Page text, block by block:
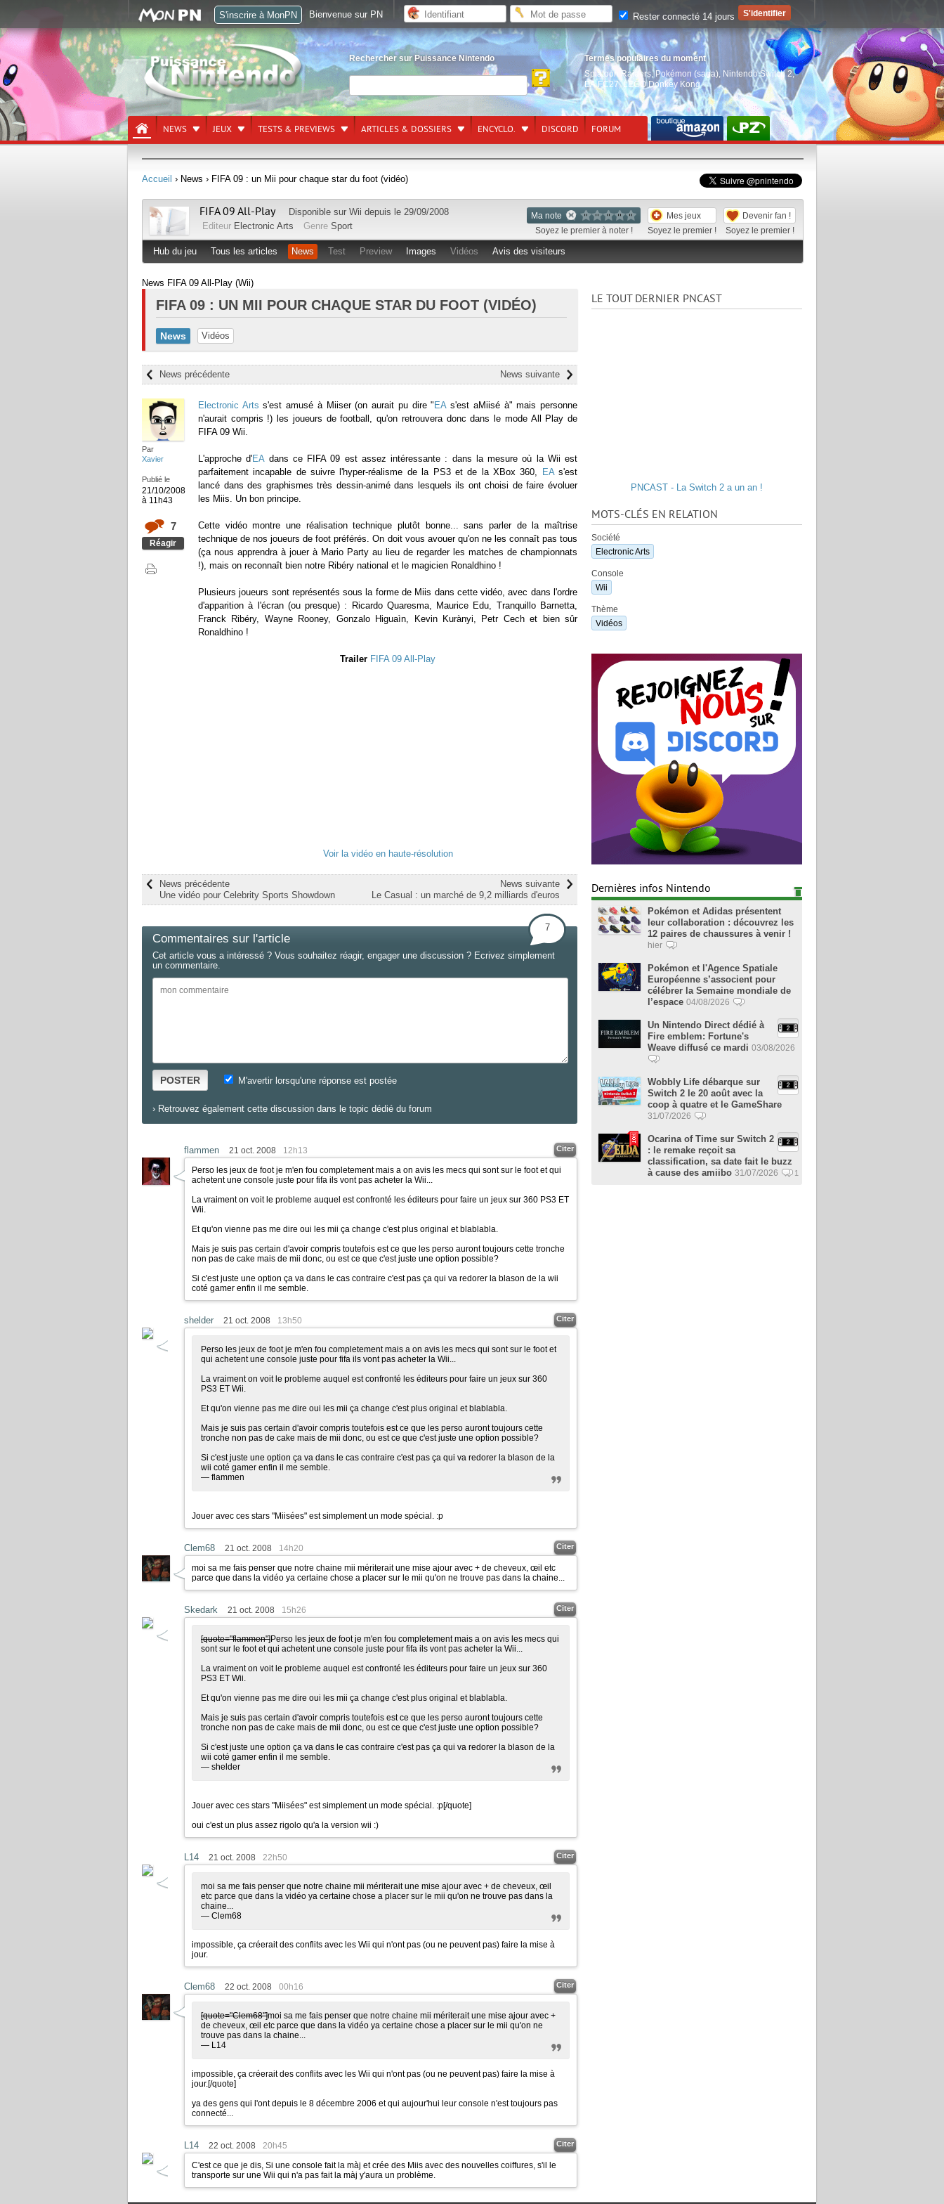
Rechercher sur Puissance Nintendo
Termes populaires du moment
Splatoon Raiders, Pokémon (saga) Nintendo Switch 2,
EA FC27,LEGO Donkey Kong
NEWS JEUX TESTS & PREVIEWS ARTICLES & DOSSIERS ENCYCLO. DISCORD FORUM
Accueil › News › FIFA 09 : un Mii pour chaque star du foot (vidéo)
Ma note
Soyez le premier à noter !
Mes jeux
Soyez le premier !
Devenir fan !
Soyez le premier !
FIFA 09 All-Play Disponible sur Wii depuis le 29/09/2008
Editeur Electronic Arts Genre Sport
Hub du jeu Tous les articles News Test Preview Images Vidéos Avis des visiteurs
News FIFA 09 All-Play (Wii)
FIFA 09 : UN MII POUR CHAQUE STAR DU FOOT (VIDÉO)
News Vidéos
News suivante
News précédente
Par
Xavier
Publié le
21/10/2008
à 11h43
7
Réagir
Electronic Arts s'est amusé à Miiser (on aurait pu dire " EAs'est aMiisé à" mais personne
n'aurait compris !) les joueurs de football, qu'on retrouvera donc dans le mode All Play de
FIFA 09 Wii.
L'approche d'EAdans ce FIFA 09 est assez intéressante : dans la mesure où la Wii est
parfaitement incapable de suivre l'hyper-réalisme de la PS3 et de la XBox 360,
EAs'est
lancé dans des graphismes très dessin-animé dans lesquels ils ont choisi de faire évoluer
les Miis. Un bon principe.
Cette vidéo montre une réalisation technique plutôt bonne... sans parler de la maîtrise
technique de nos joueurs de foot préférés. On doit vous avouer qu'on ne les connaît pas tous
(ça nous apprendra à jouer à Mario Party au lieu de regarder les matches de championnats
!), mais on reconnaît bien notre Ribéry national et le magicien Ronaldhino !
Plusieurs joueurs sont représentés sous la forme de Miis dans cette vidéo, avec dans l'ordre
d'apparition à l'écran (ou presque) : Ricardo Quaresma, Maurice Edu, Tranquillo Barnetta,
Franck Ribéry, Wayne Rooney, Gonzalo Higuaìn, Kevin Kurànyi, Petr Cech et bien sûr
Ronaldhino !
Trailer FIFA 09 All-Play
Voir la vidéo en haute-résolution
News suivante
Le Casual : un marché de 9,2 milliards d'euros
News précédente
Une vidéo pour Celebrity Sports Showdown
Commentaires sur l'article
7
Cet article vous a intéressé ? Vous souhaitez réagir, engager une discussion ? Ecrivez simplement
un commentaire.
POSTER M'avertir lorsqu'une réponse est postée
› Retrouvez également cette discussion dans le topic dédié du forum
flammen 21 oct. 2008 12h13 Citer
Perso les jeux de foot je m'en fou completement mais a on avis les mecs qui sont sur le foot et qui
achetent une console juste pour fifa ils vont pas acheter la Wii...
La vraiment on voit le probleme auquel est confronté les éditeurs pour faire un jeux sur 360 PS3 ET
Wii.
Et qu'on vienne pas me dire oui les mii ça change c'est plus original et blablabla.
Mais je suis pas certain d'avoir compris toutefois est ce que les perso auront toujours cette tronche
non pas de cake mais de mii donc, ou est ce que c'est juste une option possible?
Si c'est juste une option ça va dans le cas contraire c'est pas ça qui va redorer la blason de la wii
coté gamer enfin il me semble.
shelder 21 oct. 2008 13h50 Citer
Perso les jeux de foot je m'en fou completement mais a on avis les mecs qui sont sur le foot et
qui achetent une console juste pour fifa ils vont pas acheter la Wii...
La vraiment on voit le probleme auquel est confronté les éditeurs pour faire un jeux sur 360
PS3 ET Wii.
Et qu'on vienne pas me dire oui les mii ça change c'est plus original et blablabla.
Mais je suis pas certain d'avoir compris toutefois est ce que les perso auront toujours cette
tronche non pas de cake mais de mii donc, ou est ce que c'est juste une option possible?
Si c'est juste une option ça va dans le cas contraire c'est pas ça qui va redorer la blason de la
wii coté gamer enfin il me semble.
— flammen
Jouer avec ces stars "Miisées" est simplement un mode spécial. :p
Clem68 21 oct. 2008 14h20 Citer
moi sa me fais penser que notre chaine mii mériterait une mise ajour avec + de cheveux, œil etc
parce que dans la vidéo ya certaine chose a placer sur le mii qu'on ne trouve pas dans la chaine...
Skedark 21 oct. 2008 15h26 Citer
[quote="flammen"]Perso les jeux de foot je m'en fou completement mais a on avis les mecs qui
sont sur le foot et qui achetent une console juste pour fifa ils vont pas acheter la Wii...
La vraiment on voit le probleme auquel est confronté les éditeurs pour faire un jeux sur 360
PS3 ET Wii.
Et qu'on vienne pas me dire oui les mii ça change c'est plus original et blablabla.
Mais je suis pas certain d'avoir compris toutefois est ce que les perso auront toujours cette
tronche non pas de cake mais de mii donc, ou est ce que c'est juste une option possible?
Si c'est juste une option ça va dans le cas contraire c'est pas ça qui va redorer la blason de la
wii coté gamer enfin il me semble.
— shelder
Jouer avec ces stars "Miisées" est simplement un mode spécial. :p[/quote]
oui c'est un plus assez rigolo qu'a la version wii :)
L14 21 oct. 2008 22h50 Citer
moi sa me fais penser que notre chaine mii mériterait une mise ajour avec + de cheveux, œil
etc parce que dans la vidéo ya certaine chose a placer sur le mii qu'on ne trouve pas dans la
chaine...
— Clem68
impossible, ça créerait des conflits avec les Wii qui n'ont pas (ou ne peuvent pas) faire la mise à
jour.
Clem68 22 oct. 2008 00h16 Citer
[quote="Clem68"]moi sa me fais penser que notre chaine mii mériterait une mise ajour avec +
de cheveux, œil etc parce que dans la vidéo ya certaine chose a placer sur le mii qu'on ne
trouve pas dans la chaine...
— L14
impossible, ça créerait des conflits avec les Wii qui n'ont pas (ou ne peuvent pas) faire la mise à
jour.[/quote]
ya des gens qui l'ont depuis le 8 décembre 2006 et qui aujour'hui leur console n'est toujours pas
connecté...
L14 22 oct. 2008 20h45 Citer
C'est ce que je dis, Si une console fait la màj et crée des Miis avec des nouvelles coiffures, s'il le
transporte sur une Wii qui n'a pas fait la màj y'aura un problème.
LE TOUT DERNIER PNCAST
PNCAST - La Switch 2 a un an !
MOTS-CLÉS EN RELATION
Société
Electronic Arts
Console
Wii
Thème
Vidéos
Dernières infos Nintendo
Pokémon et Adidas présentent
leur collaboration : découvrez les
12 paires de chaussures à venir !
hier
Pokémon et l'Agence Spatiale
Européenne s’associent pour
célébrer la Semaine mondiale de
l’espace 04/08/2026
Un Nintendo Direct dédié à
Fire emblem: Fortune's
Weave diffusé ce mardi 03/08/2026
Wobbly Life débarque sur
Switch 2 le 20 août avec la
coop à quatre et le GameShare
31/07/2026
Ocarina of Time sur Switch 2
: le remake reçoit sa
classification, sa date fait le buzz
à cause des amiibo 31/07/2026 1
S'inscrire à MonPN Bienvenue sur PN Rester connecté 14 jours